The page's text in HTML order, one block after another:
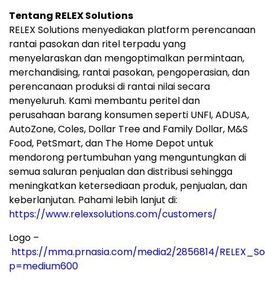
Tentang RELEX Solutions
RELEX Solutions menyediakan platform perencanaan
rantai pasokan dan ritel terpadu yang
menyelaraskan dan mengoptimalkan permintaan,
merchandising, rantai pasokan, pengoperasian, dan
perencanaan produksi di rantai nilai secara
menyeluruh. Kami membantu peritel dan
perusahaan barang konsumen seperti UNFI, ADUSA,
AutoZone, Coles, Dollar Tree and Family Dollar, M&S
Food, PetSmart, dan The Home Depot untuk
mendorong pertumbuhan yang menguntungkan di
semua saluran penjualan dan distribusi sehingga
meningkatkan ketersediaan produk, penjualan, dan
keberlanjutan. Pahami lebih lanjut di:
https://www.relexsolutions.com/customers/
Logo –
https://mma.prnasia.com/media2/2856814/
p=medium600